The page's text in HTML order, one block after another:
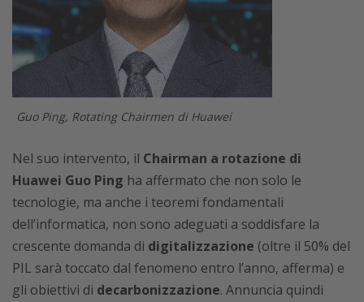
Guo Ping, Rotating Chairmen di Huawei
Nel suo intervento, il Chairman a rotazione di
Huawei Guo Ping ha affermato che non solo le
tecnologie, ma anche i teoremi fondamentali
dell’informatica, non sono adeguati a soddisfare la
crescente domanda di digitalizzazione (oltre il 50% del
PIL sarà toccato dal fenomeno entro l’anno, afferma) e
gli obiettivi di decarbonizzazione. Annuncia quindi